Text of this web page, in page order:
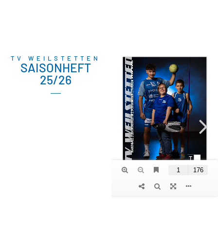
TV WEILSTETTEN
SAISONHEFT
25/26